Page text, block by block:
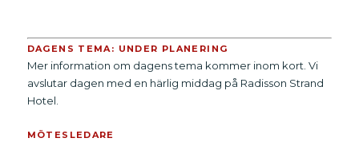
DAGENS TEMA: UNDER PLANERING
Mer information om dagens tema kommer inom kort. Vi
avslutar dagen med en härlig middag på Radisson Strand
Hotel.
MÖTESLEDARE